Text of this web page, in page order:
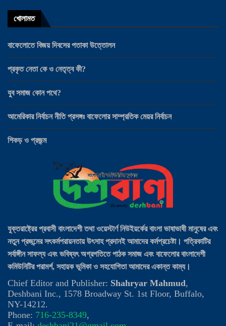
যুক্তরাষ্ট্রের প্রবাসী বাংলাদেশী তথা ওয়েস্টার্ণ নিউইয়র্কের বাংলা ভাষাভাষী মানুষের এবং
নতুন প্রজন্মের সৎকর্মপরায়নতায় উৎসাহ প্রদানই আমাদের কর্মপ্রচেষ্টা। পত্রিকাটির
সর্বাঙ্গীন সাফল্য এবং ভবিষ্যৎ অগ্রগতিতে পাঠক সমাজ এবং বাফেলোর বাংলাদেশী
কমিউনিটির পরামর্শ, সহায়ক ভূমিকা ও সহযোগিতা আমাদের একান্ত কাম্য।
Chief Editor and Publisher: Shahryar Mahmud,
Deshbani Inc., 1578 Broadway St. 1st Floor, Buffalo,
NY-14212.
Phone: 716-235-8349,
খোলামত
বাফেলোতে বিজয় দিবসের পতাকা উত্তোলন
প্রকৃত নেতা কে ও নেতৃত্ব কী?
যুব সমাজ কোন পথে?
আমেরিকার নির্বাচন নীতি প্রসঙ্গঃ বাফেলোর সাম্প্রতিক মেয়র নির্বাচন
শিকড় ও প্রজন্ম